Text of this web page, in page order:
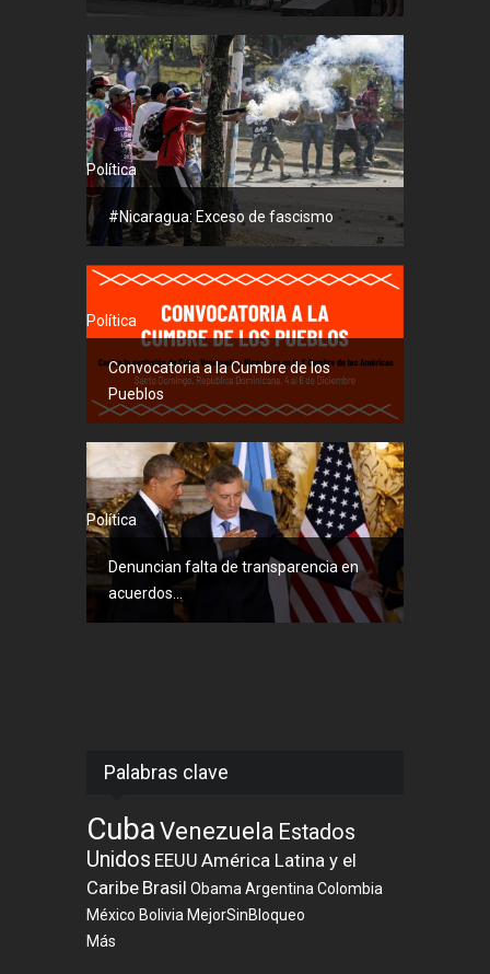
Política
#Nicaragua: Exceso de fascismo
Política
Convocatoria a la Cumbre de los
Pueblos
Política
Denuncian falta de transparencia en
acuerdos...
Palabras clave
CubaVenezuela Estados
Unidos EEUU América Latina y el
Caribe Brasil Obama Argentina Colombia
México Bolivia MejorSinBloqueo
Más